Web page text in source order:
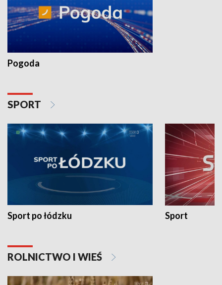
Pogoda
SPORT
Sport po łódzku Sport
ROLNICTWO I WIEŚ